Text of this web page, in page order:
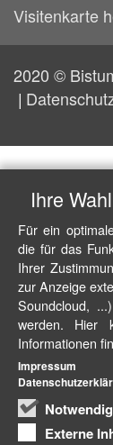
Visitenkarte
2020 ©
Ihre
Für ein
die für das
Ihrer
zur Anzeige
Soundcloud,
werden. Hier
Informationen
Notwendig
Externe
Impressum